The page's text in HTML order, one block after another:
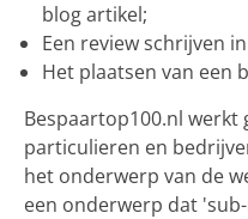
blog artikel;
Een review schrijven
Het plaatsen van een
Bespaartop100.nl werkt
particulieren en
het onderwerp van de
een onderwerp dat